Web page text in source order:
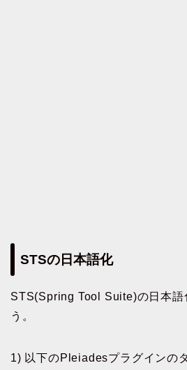
STSの日本語化
STS(Spring Tool Suite)の日本語
う。
1) 以下のPleiadesプラグインの